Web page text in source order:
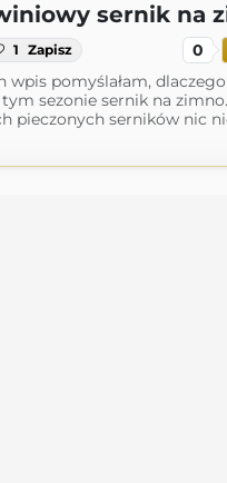
sernik na
1 Zapisz 0
wpis pomyślałam,
sezonie sernik na
pieczonych serników nic